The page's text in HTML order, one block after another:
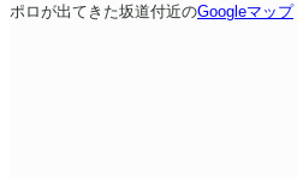
ポロが出てきた坂道付近のGoogleマップ